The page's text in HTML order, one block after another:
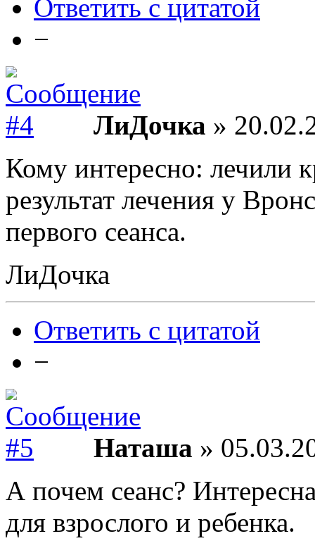
Ответить с цитатой
−
ЛиДочка »
Кому интересно: лечили
результат лечения у
первого сеанса.
ЛиДочка
Ответить с цитатой
−
Наташа »
А почем сеанс?
для взрослого и ребенка.